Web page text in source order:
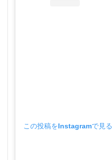
この投稿をInstagramで見る